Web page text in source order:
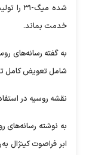
شده
خدمت بماند.
شامل تعویض کامل
نقشه روسیه در
به نوشته رسانه‌های
ابر فراصوت کینژال